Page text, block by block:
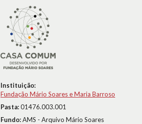
Instituição:
Fundação Mário Soares e Maria Barroso
Pasta:01476.003.001
Fundo:AMS - Arquivo Mário Soares